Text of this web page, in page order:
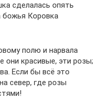
сделалась опять
божья Коровка
полю и нарвала
они красивые, эти розы;
Если бы всё это
север, где розы